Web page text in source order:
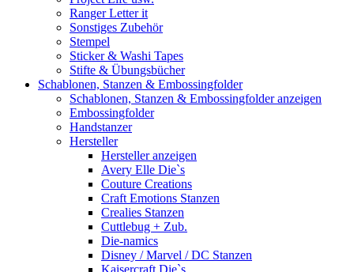
Ranger Letter it
Sonstiges Zubehör
Stempel
Sticker & Washi Tapes
Stifte & Übungsbücher
Schablonen, Stanzen & Embossingfolder
Schablonen, Stanzen & Embossingfolder anzeigen
Embossingfolder
Handstanzer
Hersteller
Hersteller anzeigen
Avery Elle Die`s
Couture Creations
Craft Emotions Stanzen
Crealies Stanzen
Cuttlebug + Zub.
Die-namics
Disney / Marvel / DC Stanzen
Kaisercraft Die`s